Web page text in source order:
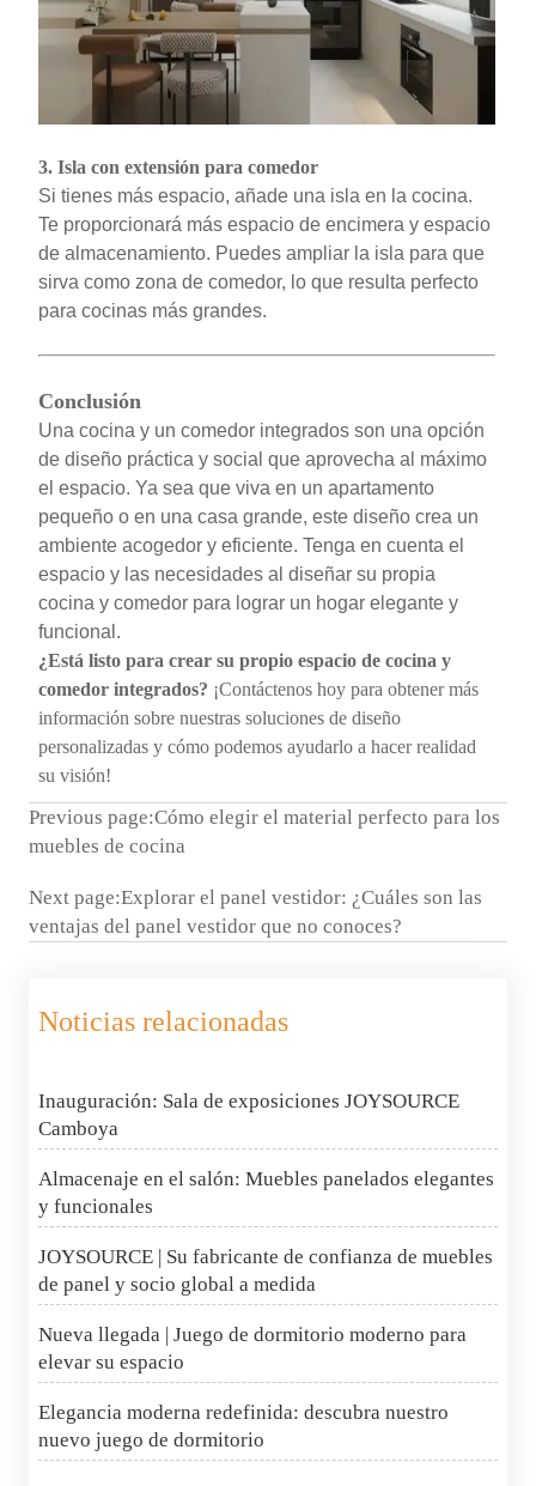
3. Isla con extensión para comedor
Si tienes más espacio, añade una isla en la cocina.
Te proporcionará más espacio de encimera y espacio
de almacenamiento. Puedes ampliar la isla para que
sirva como zona de comedor, lo que resulta perfecto
para cocinas más grandes.
Conclusión
Una cocina y un comedor integrados son una opción
de diseño práctica y social que aprovecha al máximo
el espacio. Ya sea que viva en un apartamento
pequeño o en una casa grande, este diseño crea un
ambiente acogedor y eficiente. Tenga en cuenta el
espacio y las necesidades al diseñar su propia
cocina y comedor para lograr un hogar elegante y
funcional.
¿Está listo para crear su propio espacio de cocina y
comedor integrados? ¡Contáctenos hoy para obtener más
información sobre nuestras soluciones de diseño
personalizadas y cómo podemos ayudarlo a hacer realidad
su visión!
Previous page:Cómo elegir el material perfecto para los
muebles de cocina
Next page:Explorar el panel vestidor: ¿Cuáles son las
ventajas del panel vestidor que no conoces?
Noticias relacionadas
Inauguración: Sala de exposiciones JOYSOURCE
Camboya
Almacenaje en el salón: Muebles panelados elegantes
y funcionales
JOYSOURCE | Su fabricante de confianza de muebles
de panel y socio global a medida
Nueva llegada | Juego de dormitorio moderno para
elevar su espacio
Elegancia moderna redefinida: descubra nuestro
nuevo juego de dormitorio